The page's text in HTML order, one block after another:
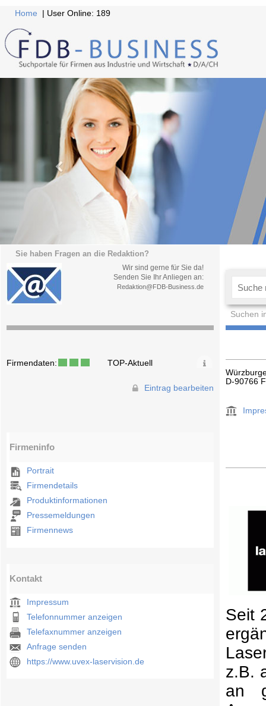
Home | User Online: 189
Sie haben Fragen an die Redaktion?
Wir sind gerne für Sie da!
Senden Sie Ihr Anliegen an:
Redaktion@FDB-Business.de
Suchen
Firmendaten: TOP-Aktuell
Eintrag bearbeiten
Firmeninfo
Portrait
Firmendetails
Produktinformationen
Pressemeldungen
Firmennews
Kontakt
Impressum
Telefonnummer anzeigen
Telefaxnummer anzeigen
Anfrage senden
https://www.uvex-laservision.de
D-90766
Seit
z.B.
an